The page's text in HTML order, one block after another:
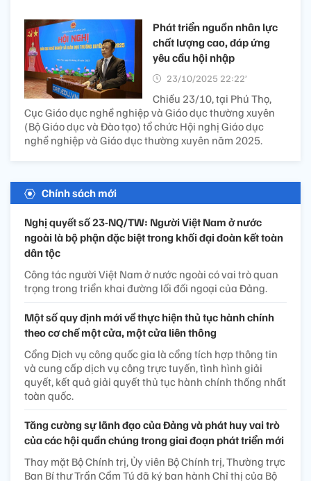
Phát triển nguồn nhân lực
chất lượng cao, đáp ứng
yêu cầu hội nhập
23/10/2025 22:22’
Chiều 23/10, tại Phú Thọ,
Cục Giáo dục nghề nghiệp và Giáo dục thường xuyên
(Bộ Giáo dục và Đào tạo) tổ chức Hội nghị Giáo dục
nghề nghiệp và Giáo dục thường xuyên năm 2025.
Chính sách mới
Nghị quyết số 23-NQ/TW: Người Việt Nam ở nước
ngoài là bộ phận đặc biệt trong khối đại đoàn kết toàn
dân tộc
Công tác người Việt Nam ở nước ngoài có vai trò quan
trọng trong triển khai đường lối đối ngoại của Đảng.
Một số quy định mới về thực hiện thủ tục hành chính
theo cơ chế một cửa, một cửa liên thông
Cổng Dịch vụ công quốc gia là cổng tích hợp thông tin
và cung cấp dịch vụ công trực tuyến, tình hình giải
quyết, kết quả giải quyết thủ tục hành chính thống nhất
toàn quốc.
Tăng cường sự lãnh đạo của Đảng và phát huy vai trò
của các hội quần chúng trong giai đoạn phát triển mới
Thay mặt Bộ Chính trị, Ủy viên Bộ Chính trị, Thường trực
Ban Bí thư Trần Cẩm Tú đã ký ban hành Chỉ thị của Bộ